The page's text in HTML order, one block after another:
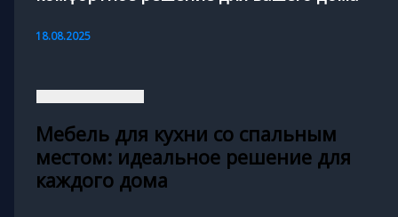
18.08.2025
Мебель для кухни со спальным
местом: идеальное решение для
каждого дома